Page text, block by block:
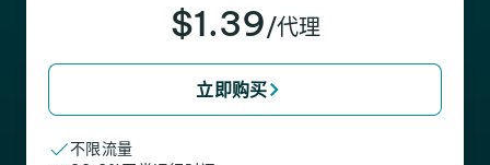
$1.39/代理
立即购买
不限流量